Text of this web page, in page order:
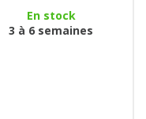
En stock
3 à 6 semaines